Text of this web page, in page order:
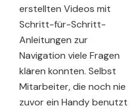
erstellten Videos mit
Schritt-für-Schritt-
Anleitungen zur
Navigation viele Fragen
klären konnten. Selbst
Mitarbeiter, die noch nie
zuvor ein Handy benutzt